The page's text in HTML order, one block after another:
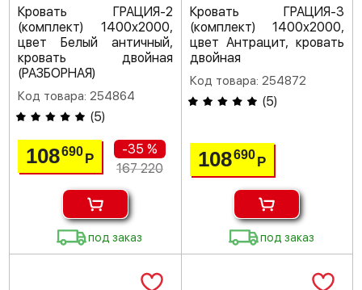
Кровать ГРАЦИЯ-2
(комплект) 1400х2000,
цвет Белый античный,
кровать двойная
(РАЗБОРНАЯ)
Код товара: 254864
(5)
108690 Р
-35 %
167 220
под заказ
Кровать ГРАЦИЯ-3
(комплект) 1400х2000,
цвет Антрацит, кровать
двойная
Код товара: 254872
(5)
108690 Р
под заказ